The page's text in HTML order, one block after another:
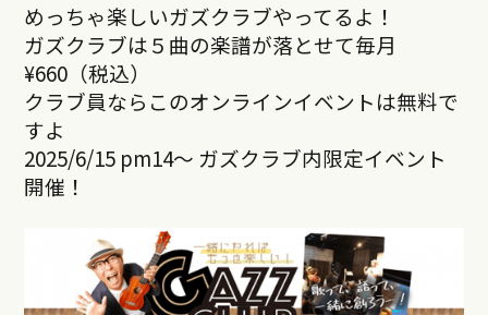
めっちゃ楽しいガズクラブやってるよ！
ガズクラブは５曲の楽譜が落とせて毎月
¥660（税込）
クラブ員ならこのオンラインイベントは無料で
すよ
2025/6/15 pm14～ ガズクラブ内限定イベント
開催！